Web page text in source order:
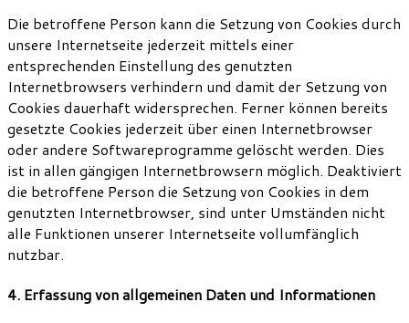
Die betroffene Person kann die Setzung von Cookies durch
unsere Internetseite jederzeit mittels einer
entsprechenden Einstellung des genutzten
Internetbrowsers verhindern und damit der Setzung von
Cookies dauerhaft widersprechen. Ferner können bereits
gesetzte Cookies jederzeit über einen Internetbrowser
oder andere Softwareprogramme gelöscht werden. Dies
ist in allen gängigen Internetbrowsern möglich. Deaktiviert
die betroffene Person die Setzung von Cookies in dem
genutzten Internetbrowser, sind unter Umständen nicht
alle Funktionen unserer Internetseite vollumfänglich
nutzbar.
4. Erfassung von allgemeinen Daten und Informationen